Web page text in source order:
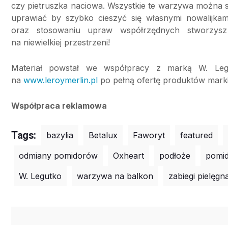
czy pietruszka naciowa. Wszystkie te warzywa można
uprawiać by szybko cieszyć się własnymi
oraz stosowaniu upraw współrzędnych
na niewielkiej przestrzeni!
Materiał powstał we współpracy z marką W.
na www.leroymerlin.pl po pełną ofertę produktów
Współpraca reklamowa
Tags: bazylia Betalux Faworyt
featured
odmiany pomidorów
Oxheart podłoże
W. Legutko
warzywa na balkon zabiegi